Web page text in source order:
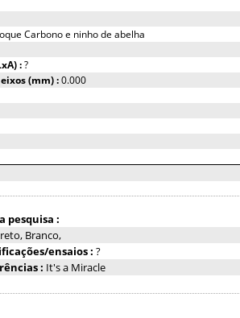
Carbono e ninho de abelha
:?
(mm) :0.000
pesquisa :
Branco,
ensaios : ?
: It's a Miracle